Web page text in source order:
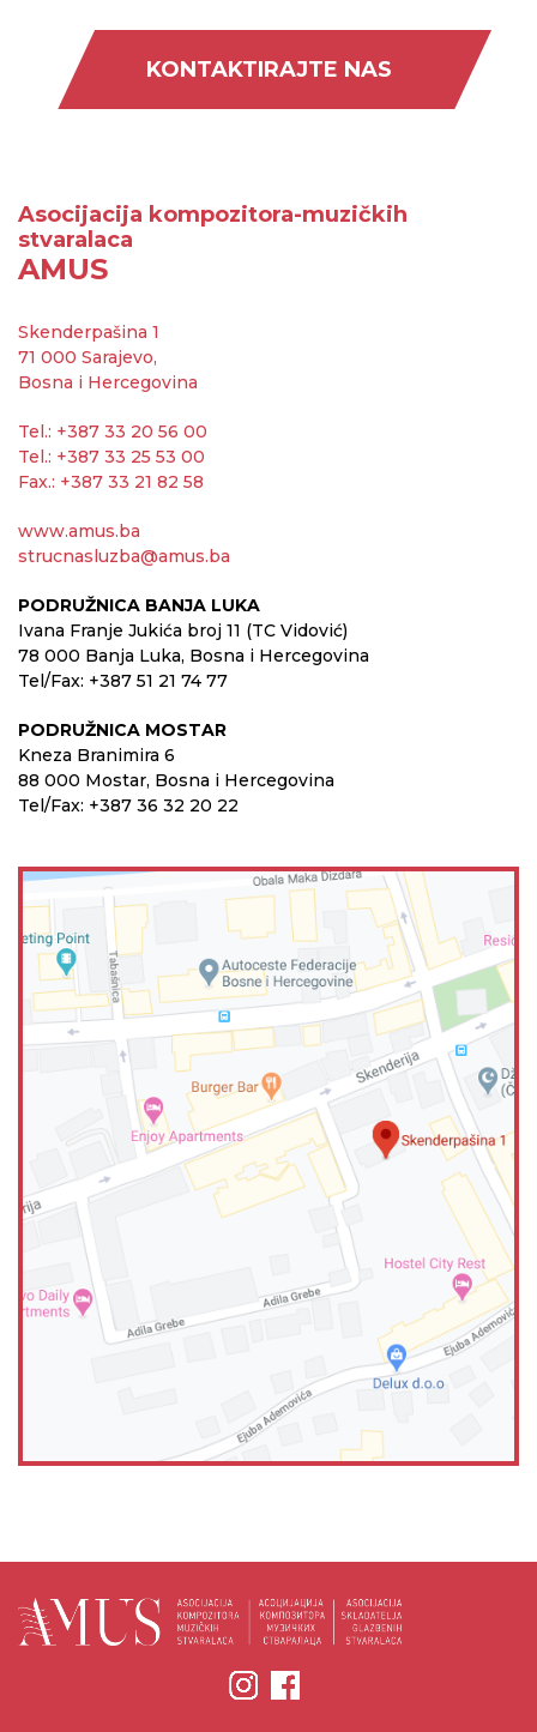
KONTAKTIRAJTE NAS
Asocijacija kompozitora-muzičkih
stvaralaca
AMUS
Skenderpašina 1
71 000 Sarajevo,
Bosna i Hercegovina
Tel.: +387 33 20 56 00
Tel.: +387 33 25 53 00
Fax.: +387 33 21 82 58
www.amus.ba
strucnasluzba@amus.ba
PODRUŽNICA BANJA LUKA
Ivana Franje Jukića broj 11 (TC Vidović)
78 000 Banja Luka, Bosna i Hercegovina
Tel/Fax: +387 51 21 74 77
PODRUŽNICA MOSTAR
Kneza Branimira 6
88 000 Mostar, Bosna i Hercegovina
Tel/Fax: +387 36 32 20 22